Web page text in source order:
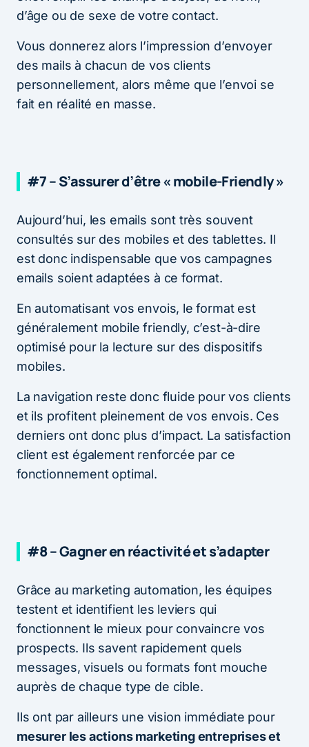
d’âge ou de sexe de votre contact.
Vous donnerez alors l’impression d’envoyer
des mails à chacun de vos clients
personnellement, alors même que l’envoi se
fait en réalité en masse.
#7 – S’assurer d’être « mobile-Friendly »
Aujourd’hui, les emails sont très souvent
consultés sur des mobiles et des tablettes. Il
est donc indispensable que vos campagnes
emails soient adaptées à ce format.
En automatisant vos envois, le format est
généralement mobile friendly, c’est-à-dire
optimisé pour la lecture sur des dispositifs
mobiles.
La navigation reste donc fluide pour vos clients
et ils profitent pleinement de vos envois. Ces
derniers ont donc plus d’impact. La satisfaction
client est également renforcée par ce
fonctionnement optimal.
#8 – Gagner en réactivité et s’adapter
Grâce au marketing automation, les équipes
testent et identifient les leviers qui
fonctionnent le mieux pour convaincre vos
prospects. Ils savent rapidement quels
messages, visuels ou formats font mouche
auprès de chaque type de cible.
Ils ont par ailleurs une vision immédiate pour
mesurer les actions marketing entreprises et